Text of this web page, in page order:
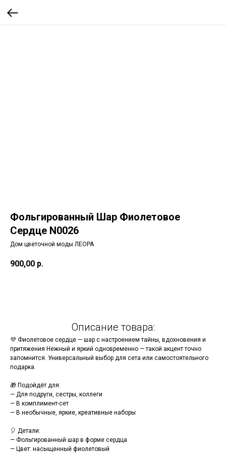
Фольгированный Шар Фиолетовое
Сердце N0026
Дом цветочной моды ЛЕОРА
900,00 р.
Описание товара:
💜 Фиолетовое сердце — шар с настроением тайны, вдохновения и
притяжения Нежный и яркий одновременно — такой акцент точно
запомнится. Универсальный выбор для сета или самостоятельного
подарка.
🎁 Подойдёт для:
— Для подруги, сестры, коллеги
— В комплимент-сет
— В необычные, яркие, креативные наборы
🎈 Детали:
— Фольгированный шар в форме сердца
— Цвет: насыщенный фиолетовый